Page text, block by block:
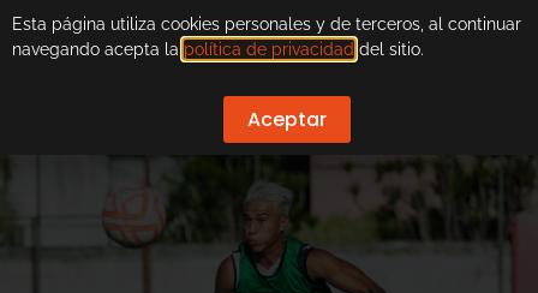
Esta página utiliza cookies personales y de terceros, al continuar
navegando acepta la política de privacidad del sitio.
Aceptar